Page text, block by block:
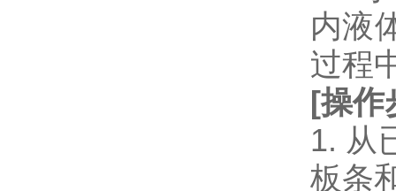
内液
过程
[操作
1. 从
板条